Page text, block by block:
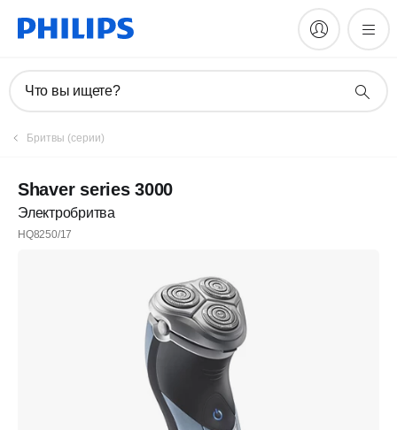
Что вы ищете?
Бритвы (серии)
Shaver series 3000
Электробритва
HQ8250/17